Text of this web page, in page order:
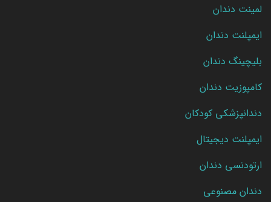
لمینت دندان
ایمپلنت دندان
بلیچینگ دندان
کامپوزیت دندان
دندانپزشکی کودکان
ایمپلنت دیجیتال
ارتودنسی دندان
دندان مصنوعی